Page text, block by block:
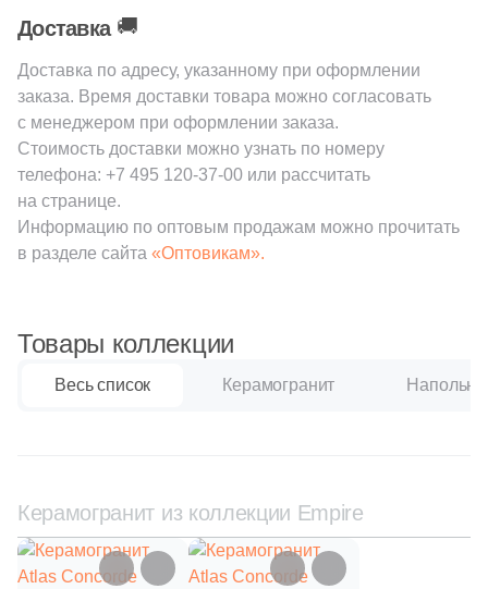
126)
Поверхность
Матовая ( 1327)
Глазурованная (33)
Глазурованная матовая (88 )
Глянцевая (
Натуральная (517)
Патинированная (
Рельефная (113
Сатинированная (53
Доставка 🚚
Доставка по адресу, указанному при оформлении
заказа. Время доставки товара можно согласовать
с менеджером при оформлении заказа.
Стоимость доставки можно узнать по номеру
телефона: +7 495 120-37-00 или рассчитать
на странице.
Информацию по оптовым продажам можно прочитать
в разделе сайта «Оптовикам».
Товары коллекции
Весь список Керамогранит
Керамогранит из коллекции Empire